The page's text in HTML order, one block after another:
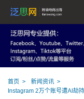
首页
新闻资讯
Instagram 2万个账号遭AI劫